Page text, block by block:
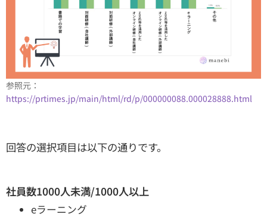
参照元：
https://prtimes.jp/main/html/rd/p/000000088.000028888.html
回答の選択項目は以下の通りです。
社員数1000人未満/1000人以上
eラーニング